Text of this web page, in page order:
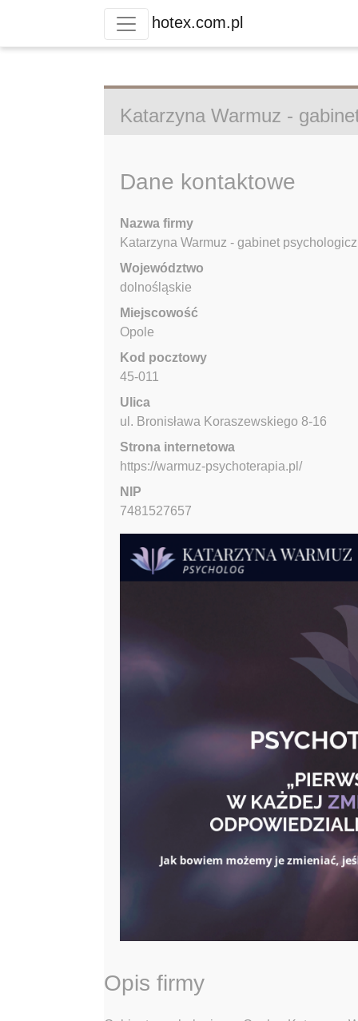
hotex.com.pl
Katarzyna Warmuz -
Dane kontaktowe
Nazwa firmy
Katarzyna Warmuz - gabinet
Województwo
dolnośląskie
Miejscowość
Opole
Kod pocztowy
45-011
Ulica
ul. Bronisława Koraszewskiego 8-16
Strona internetowa
https://warmuz-psychoterapia.pl/
NIP
7481527657
Opis firmy